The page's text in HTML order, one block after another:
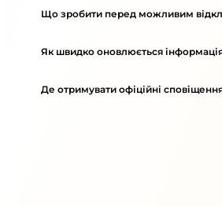
Що зробити перед можливим
Як швидко оновлюється інформація
Де отримувати офіційні